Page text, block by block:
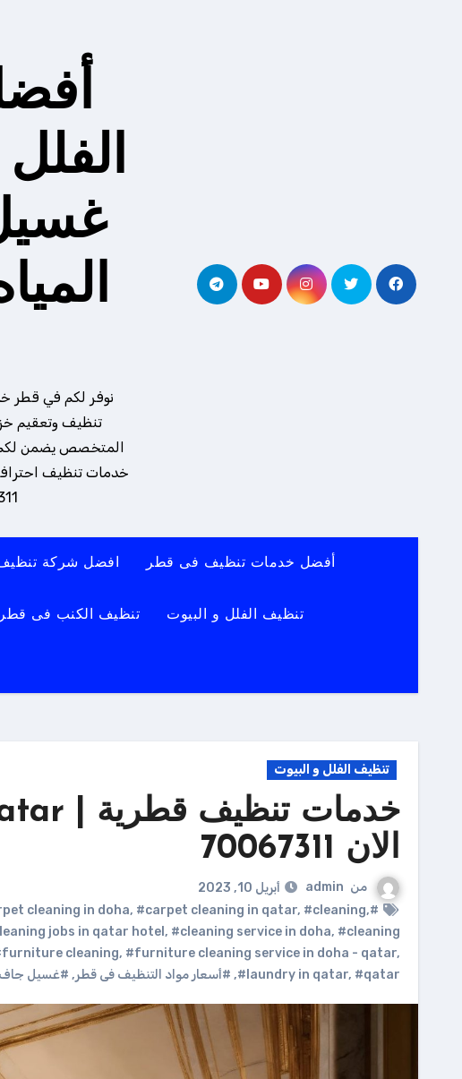
نوفر لكم في قطر
تنظيف وتعقيم
المتخصص يضمن لكم
خدمات تنظيف
70067311
أفضل خدمات تنظيف فى قطر افضل شركة
تنظيف الفلل و البيوت تنظيف الكنب فى قطر
تنظيف الفلل و البيوت
الان 70067311
من admin
أبريل 10, 2023
#atlantis laundry qatar
cleaning in doha, #carpet cleaning in qatar, #cleaning,
jobs in qatar hotel , #cleaning service in doha, #cleaning
cleaning, #furniture cleaning service in doha - qatar,
#laundry in qatar, #qatar
, #أسعار مواد التنظيف فى قطر, #غسيل جاف